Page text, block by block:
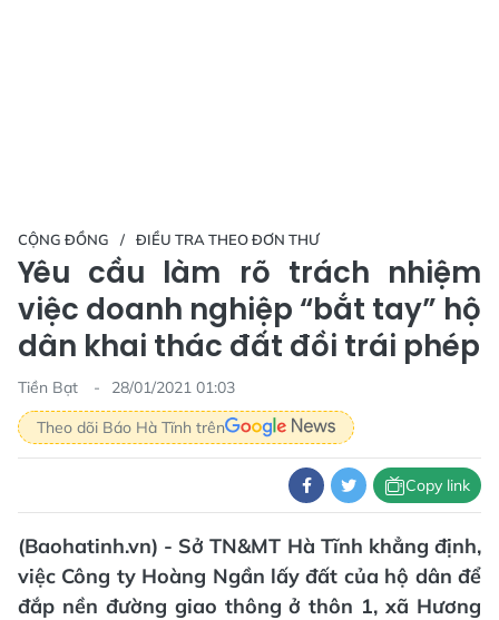
CỘNG ĐỒNG ĐIỀU TRA THEO ĐƠN THƯ
Yêu cầu làm rõ trách nhiệm
việc doanh nghiệp “bắt tay” hộ
dân khai thác đất đồi trái phép
Tiền Bạt
28/01/2021 01:03
Theo dõi Báo Hà Tĩnh trên
Copy link
(Baohatinh.vn) - Sở TN&MT Hà Tĩnh khẳng định,
việc Công ty Hoàng Ngần lấy đất của hộ dân để
đắp nền đường giao thông ở thôn 1, xã Hương